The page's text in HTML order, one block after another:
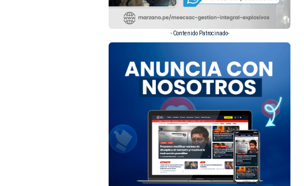
- Contenido Patrocinado-